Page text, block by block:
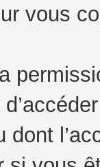
vous
dont